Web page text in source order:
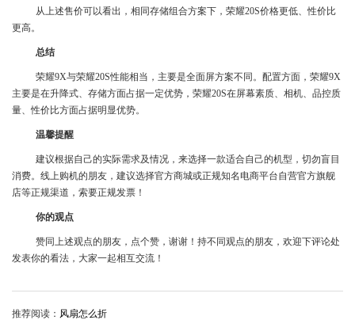
从上述售价可以看出，相同存储组合方案下，荣耀20S价格更低、性价比
更高。
总结
荣耀9X与荣耀20S性能相当，主要是全面屏方案不同。配置方面，荣耀9X
主要是在升降式、存储方面占据一定优势，荣耀20S在屏幕素质、相机、品控质
量、性价比方面占据明显优势。
温馨提醒
建议根据自己的实际需求及情况，来选择一款适合自己的机型，切勿盲目
消费。线上购机的朋友，建议选择官方商城或正规知名电商平台自营官方旗舰
店等正规渠道，索要正规发票！
你的观点
赞同上述观点的朋友，点个赞，谢谢！持不同观点的朋友，欢迎下评论处
发表你的看法，大家一起相互交流！
推荐阅读： 风扇怎么折